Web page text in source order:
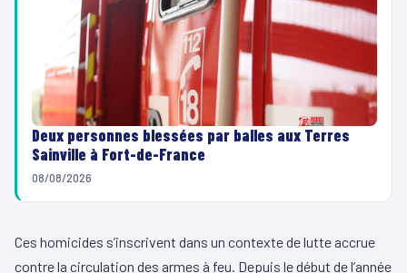
Deux personnes blessées par balles aux Terres
Sainville à Fort-de-France
08/08/2026
Ces homicides s’inscrivent dans un contexte de lutte accrue
contre la circulation des armes à feu. Depuis le début de l’année